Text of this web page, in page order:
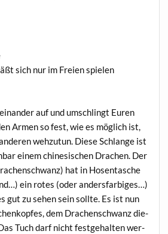
sich nur im Frei­en spielen
auf und umschlingt Euren
Armen so fest, wie es mög­lich ist,
weh­zu­tun. Die­se Schlan­ge ist
einem chi­ne­si­schen Dra­chen. Der
hat in Hosen­ta­sche
ein rotes (oder anders­far­bi­ges…)
gut zu sehen sein soll­te. Es ist nun
dem Dra­chen­schwanz die­
Tuch darf nicht fest­ge­hal­ten wer­